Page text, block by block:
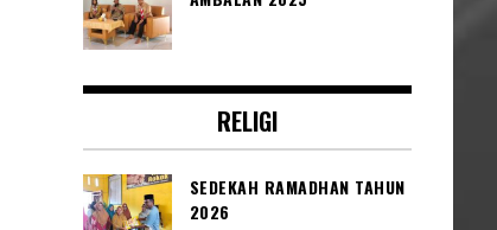
RELIGI
SEDEKAH RAMADHAN TAHUN
2026